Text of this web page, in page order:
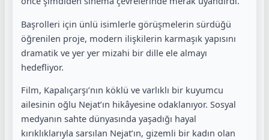
Başrolleri için ünlü isimlerle görüşmelerin sürdüğü
öğrenilen proje, modern ilişkilerin karmaşık yapısını
dramatik ve yer yer mizahi bir dille ele almayı
hedefliyor.
Film, Kapalıçarşı’nın köklü ve varlıklı bir kuyumcu
ailesinin oğlu Nejat’ın hikâyesine odaklanıyor. Sosyal
medyanın sahte dünyasında yaşadığı hayal
kırıklıklarıyla sarsılan Nejat’ın, gizemli bir kadın olan